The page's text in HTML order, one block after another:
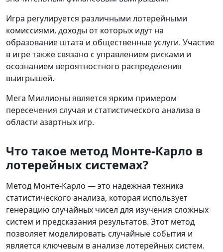
Игра регулируется различными лотерейными
комиссиями, доходы от которых идут на
образование штата и общественные услуги. Участие
в игре также связано с управлением рисками и
осознанием вероятностного распределения
выигрышей.
Мега Миллионы является ярким примером
пересечения случая и статистического анализа в
области азартных игр.
Что такое метод Монте-Карло в
лотерейных системах?
Метод Монте-Карло — это надежная техника
статистического анализа, которая использует
генерацию случайных чисел для изучения сложных
систем и предсказания результатов. Этот метод
позволяет моделировать случайные события и
является ключевым в анализе лотерейных систем.